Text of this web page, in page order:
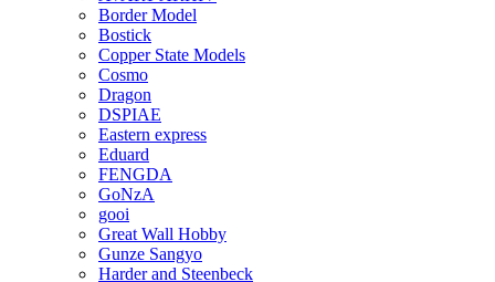
Border Model
Bostick
Copper State Models
Cosmo
Dragon
DSPIAE
Eastern express
Eduard
FENGDA
GoNzA
gooi
Great Wall Hobby
Gunze Sangyo
Harder and Steenbeck